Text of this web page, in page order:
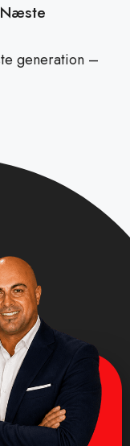
generation –